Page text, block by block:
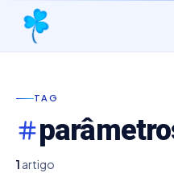
TAG
1 artigo